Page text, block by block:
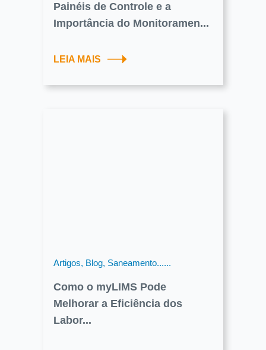
Painéis de Controle e a
Importância do Monitoramen...
LEIA MAIS
Artigos, Blog, Saneamento......
Como o myLIMS Pode
Melhorar a Eficiência dos
Labor...